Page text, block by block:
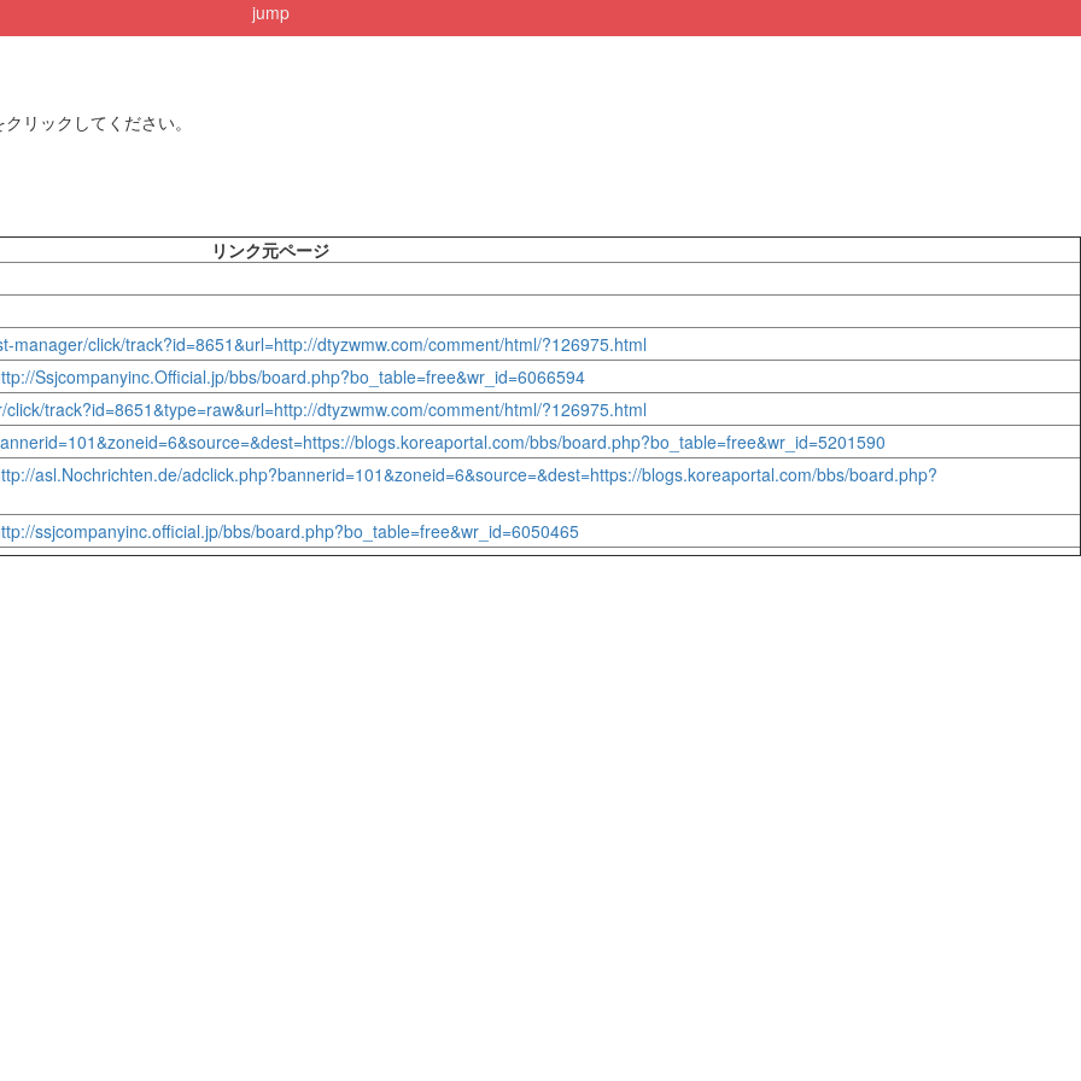
jump
リックしてください。
リンク元ページ
click/track?id=8651&url=http://dtyzwmw.com/comment/html/?126975.html
Ssjcompanyinc.Official.jp/bbs/board.php?bo_table=free&wr_id=6066594
track?id=8651&type=raw&url=http://dtyzwmw.com/comment/html/?126975.html
blogs.koreaportal.com/bbs/board.php?bo_table=free&wr_id=5201590
asl.Nochrichten.de/adclick.php?bannerid=101&zoneid=6&source=&dest=https://blogs.koreaportal.com/bbs/board.php?
ssjcompanyinc.official.jp/bbs/board.php?bo_table=free&wr_id=6050465